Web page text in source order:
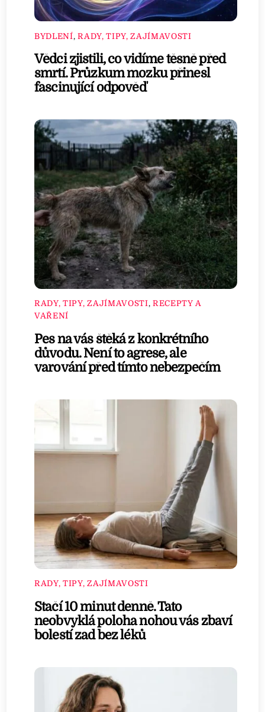
BYDLENÍ,RADY, TIPY, ZAJÍMAVOSTI
Vědci zjistili, co vidíme těsně před
smrtí. Průzkum mozku přinesl
fascinující odpověď
RADY, TIPY, ZAJÍMAVOSTI, RECEPTY A
VAŘENÍ
Pes na vás štěká z konkrétního
důvodu. Není to agrese, ale
varování před tímto nebezpečím
RADY, TIPY, ZAJÍMAVOSTI
Stačí 10 minut denně. Tato
neobvyklá poloha nohou vás zbaví
bolestí zad bez léků